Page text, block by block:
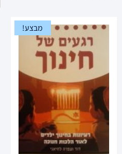
מבצע!